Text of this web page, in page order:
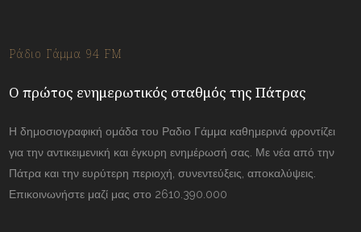
Ράδιο Γάμμα 94 FM
Ο πρώτος ενημερωτικός σταθμός της Πάτρας
Η δημοσιογραφική ομάδα του Ραδιο Γάμμα καθημερινά φροντίζει
για την αντικειμενική και έγκυρη ενημέρωσή σας. Με νέα από την
Πάτρα και την ευρύτερη περιοχή, συνεντεύξεις, αποκαλύψεις.
Επικοινωνήστε μαζί μας στο 2610.390.000